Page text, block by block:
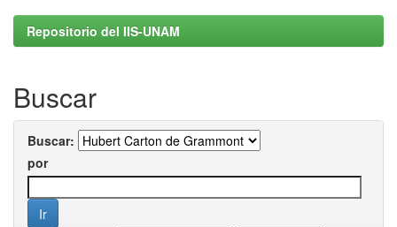
Repositorio del IIS-UNAM
Buscar
Buscar:
por